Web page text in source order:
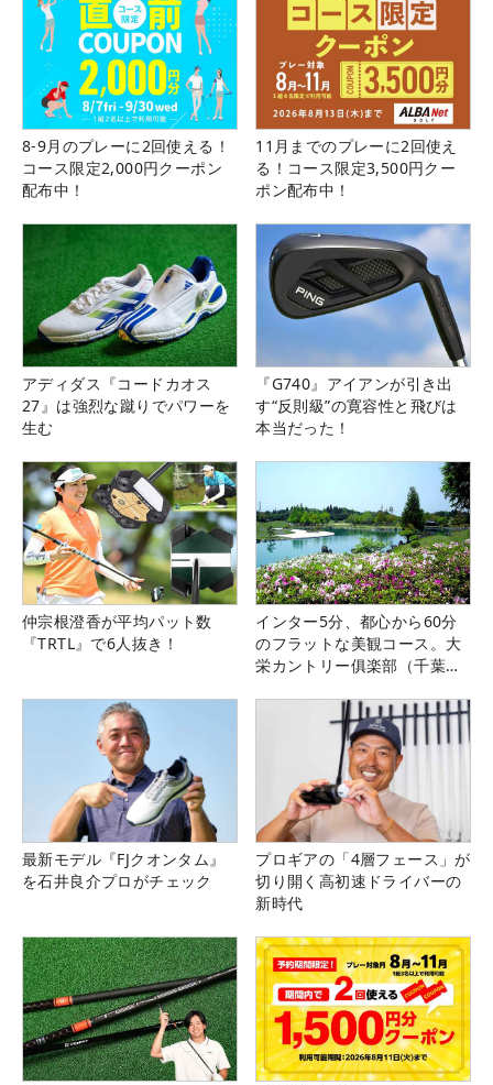
8-9月のプレーに2回使える！
コース限定2,000円クーポン
配布中！
11月までのプレーに2回使え
る！コース限定3,500円クー
ポン配布中！
アディダス『コードカオス
27』は強烈な蹴りでパワーを
生む
『G740』アイアンが引き出
す“反則級”の寛容性と飛びは
本当だった！
仲宗根澄香が平均パット数
『TRTL』で6人抜き！
インター5分、都心から60分
のフラットな美観コース。大
栄カントリー俱楽部（千葉
最新モデル『FJクオンタム』
を石井良介プロがチェック
プロギアの「4層フェース」が
切り開く高初速ドライバーの
新時代